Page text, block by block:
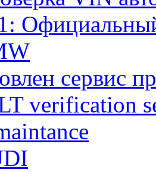
сервис
verification